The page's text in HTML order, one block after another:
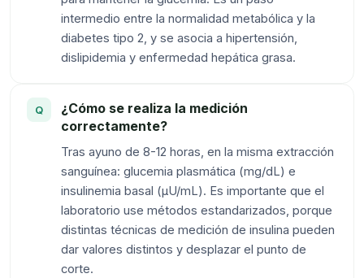
intermedio entre la normalidad metabólica y la
diabetes tipo 2, y se asocia a hipertensión,
dislipidemia y enfermedad hepática grasa.
¿Cómo se realiza la medición
correctamente?
Tras ayuno de 8-12 horas, en la misma extracción
sanguínea: glucemia plasmática (mg/dL) e
insulinemia basal (µU/mL). Es importante que el
laboratorio use métodos estandarizados, porque
distintas técnicas de medición de insulina pueden
dar valores distintos y desplazar el punto de
corte.